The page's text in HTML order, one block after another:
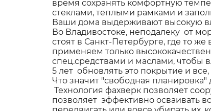
время сохранять комфортную
стеклами, теплыми рамками и
Ваши дома выдерживают высокую
Во Владивостоке, неподалеку от
стоят в Санкт-Петербурге, где то
применяем только
спец.средствами и маслами, чтобы
5 лет обновлять это покрытие и
Что значит "свободная планировка"
Технология фахверк позволяет
позволяет эффективно осваивать